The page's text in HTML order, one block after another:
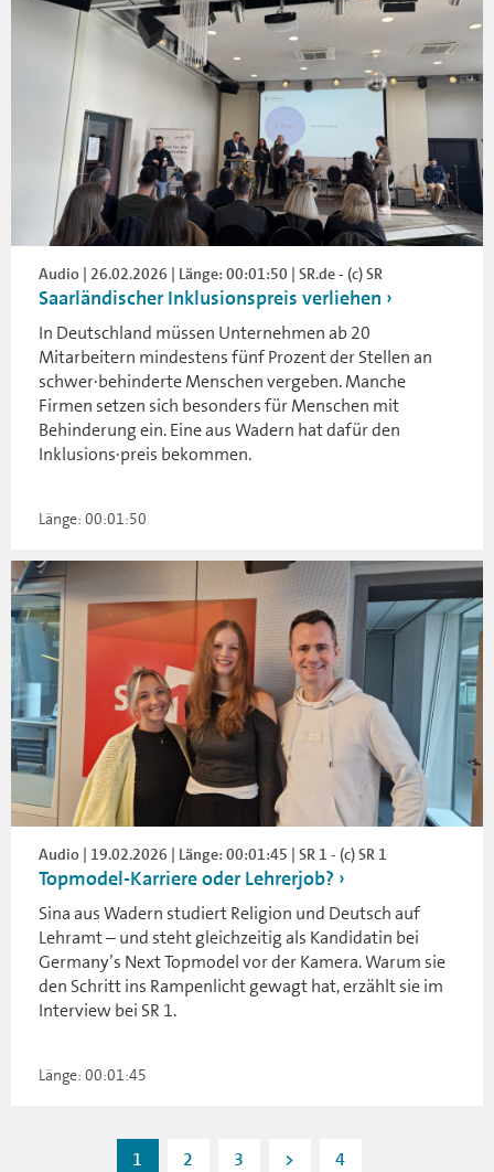
Audio | 26.02.2026 | Länge: 00:01:50 | SR.de - (c) SR
Saarländischer Inklusionspreis verliehen
In Deutschland müssen Unternehmen ab 20
Mitarbeitern mindestens fünf Prozent der Stellen an
schwer·behinderte Menschen vergeben. Manche
Firmen setzen sich besonders für Menschen mit
Behinderung ein. Eine aus Wadern hat dafür den
Inklusions·preis bekommen.
Länge: 00:01:50
Audio | 19.02.2026 | Länge: 00:01:45 | SR 1 - (c) SR 1
Topmodel-Karriere oder Lehrerjob?
Sina aus Wadern studiert Religion und Deutsch auf
Lehramt – und steht gleichzeitig als Kandidatin bei
Germany’s Next Topmodel vor der Kamera. Warum sie
den Schritt ins Rampenlicht gewagt hat, erzählt sie im
Interview bei SR 1.
Länge: 00:01:45
1 2 3 > 4